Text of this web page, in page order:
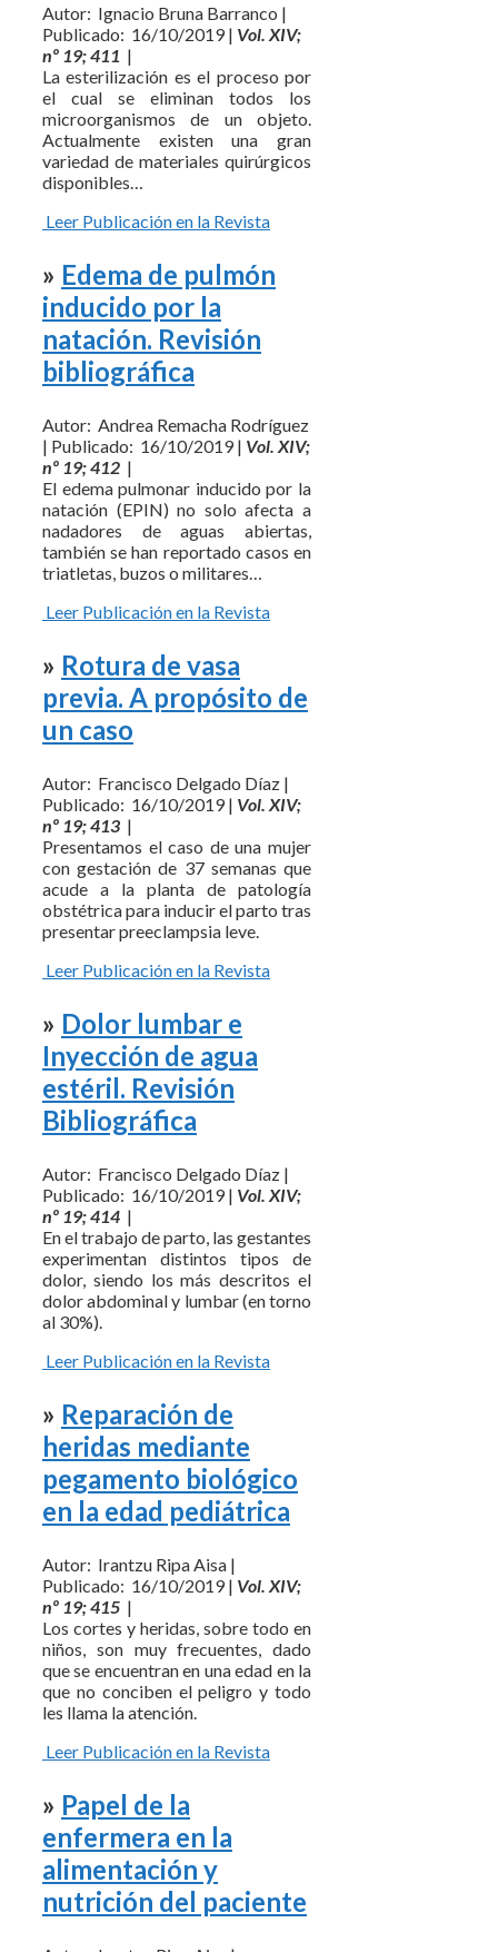
Autor: Ignacio Bruna Barranco |
Publicado: 16/10/2019 | Vol. XIV;
nº 19; 411 |
La esterilización es el proceso por
el cual se eliminan todos los
microorganismos de un objeto.
Actualmente existen una gran
variedad de materiales quirúrgicos
disponibles…
Leer Publicación en la Revista
» Edema de pulmón
inducido por la
natación. Revisión
bibliográfica
Autor: Andrea Remacha Rodríguez
| Publicado: 16/10/2019 | Vol. XIV;
nº 19; 412 |
El edema pulmonar inducido por la
natación (EPIN) no solo afecta a
nadadores de aguas abiertas,
también se han reportado casos en
triatletas, buzos o militares…
Leer Publicación en la Revista
» Rotura de vasa
previa. A propósito de
un caso
Autor: Francisco Delgado Díaz |
Publicado: 16/10/2019 | Vol. XIV;
nº 19; 413 |
Presentamos el caso de una mujer
con gestación de 37 semanas que
acude a la planta de patología
obstétrica para inducir el parto tras
presentar preeclampsia leve.
Leer Publicación en la Revista
» Dolor lumbar e
Inyección de agua
estéril. Revisión
Bibliográfica
Autor: Francisco Delgado Díaz |
Publicado: 16/10/2019 | Vol. XIV;
nº 19; 414 |
En el trabajo de parto, las gestantes
experimentan distintos tipos de
dolor, siendo los más descritos el
dolor abdominal y lumbar (en torno
al 30%).
Leer Publicación en la Revista
» Reparación de
heridas mediante
pegamento biológico
en la edad pediátrica
Autor: Irantzu Ripa Aisa |
Publicado: 16/10/2019 | Vol. XIV;
nº 19; 415 |
Los cortes y heridas, sobre todo en
niños, son muy frecuentes, dado
que se encuentran en una edad en la
que no conciben el peligro y todo
les llama la atención.
Leer Publicación en la Revista
» Papel de la
enfermera en la
alimentación y
nutrición del paciente